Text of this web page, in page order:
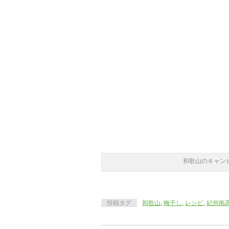
和歌山のキャン
投稿タグ 和歌山, 梅干し , レシピ, 紀州南